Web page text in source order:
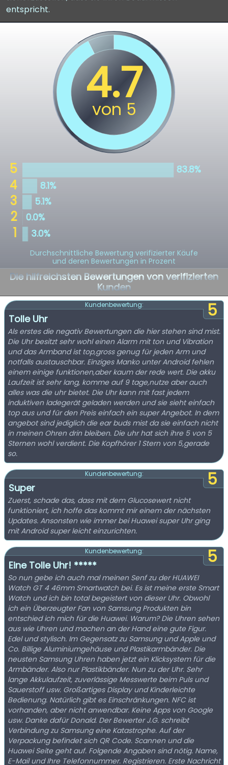
entspricht.
Durchschnittliche Bewertung verifizierter Käufe
und deren Bewertungen in Prozent
Die hilfreichsten Bewertungen von verifizierten
Kunden
5
Kundenbewertung:
Tolle Uhr
Als erstes die negativ Bewertungen die hier stehen sind mist.
Die Uhr besitzt sehr wohl einen Alarm mit ton und Vibration
und das Armband ist top,gross genug für jeden Arm und
notfalls austauschbar. Einziges Manko unter Android fehlen
einem einige funktionen,aber kaum der rede wert. Die akku
Laufzeit ist sehr lang, komme auf 9 tage,nutze aber auch
alles was die uhr bietet. Die Uhr kann mit fast jedem
induktiven ladegerät geladen werden und sie sieht einfach
top aus und für den Preis einfach ein super Angebot. In dem
angebot sind jediglich die ear buds mist da sie einfach nicht
in meinen Ohren drin bleiben. Die uhr hat sich ihre 5 von 5
Sternen wohl verdient. Die Kopfhörer 1 Stern von 5,gerade
so.
5
Kundenbewertung:
Super
Zuerst, schade das, dass mit dem Glucosewert nicht
funktioniert, ich hoffe das kommt mir einem der nächsten
Updates. Ansonsten wie immer bei Huawei super Uhr ging
mit Android super leicht einzurichten.
5
Kundenbewertung:
Eine Tolle Uhr! *****
So nun gebe ich auch mal meinen Senf zu der HUAWEI
Watch GT 4 46mm Smartwatch bei. Es ist meine erste Smart
Watch und ich bin total begeistert von dieser Uhr. Obwohl
ich ein Überzeugter Fan von Samsung Produkten bin
entschied ich mich für die Huawei. Warum? Die Uhren sehen
aus wie Uhren und machen an der Hand eine gute Figur.
Edel und stylisch. Im Gegensatz zu Samsung und Apple und
Co. Billige Aluminiumgehäuse und Plastikarmbänder. Die
neusten Samsung Uhren haben jetzt ein Klicksystem für die
Armbänder. Also nur Plastikbänder. Nun zu der Uhr. Sehr
lange Akkulaufzeit, zuverlässige Messwerte beim Puls und
Sauerstoff usw. Großartiges Display und Kinderleichte
Bedienung. Natürlich gibt es Einschränkungen. NFC ist
vorhanden, aber nicht anwendbar. Keine Apps von Google
usw. Danke dafür Donald. Der Bewerter J.G. schreibt
Verbindung zu Samsung eine Katastrophe. Auf der
Verpackung befindet sich QR Code. Scannen und die
Huawei Seite geht auf. Folgende Angaben sind nötig. Name,
E-Mail und Ihre Telefonnummer. Registrieren. Erste Nachricht